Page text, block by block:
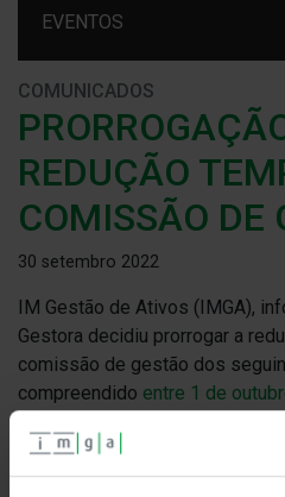
EVENTOS
COMUNICADOS
REDUÇÃO
COMISSÃO DE
30 setembro 2022
IM Gestão de Ativos (IMGA),
Gestora decidiu prorrogar a
comissão de gestão dos
compreendido entre 1 de